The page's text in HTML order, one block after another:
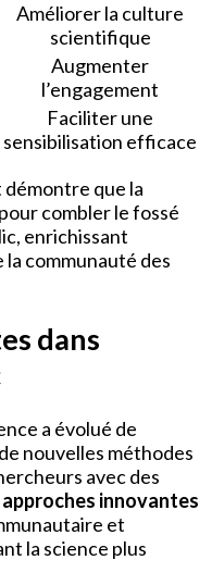
Améliorer la culture
scientifique
Augmenter
l’engagement
Faciliter une
sensibilisation efficace
démontre que la
combler le fossé
enrichissant
communauté des
dans
a évolué de
nouvelles méthodes
avec des
approches innovantes
et
la science plus